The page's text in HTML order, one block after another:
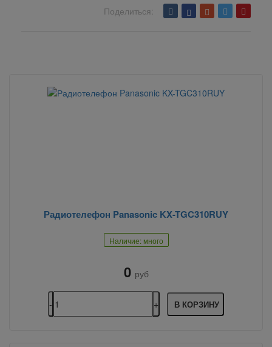
Поделиться:
Радиотелефон Panasonic KX-TGC310RUY
Наличие: много
0 руб
В КОРЗИНУ